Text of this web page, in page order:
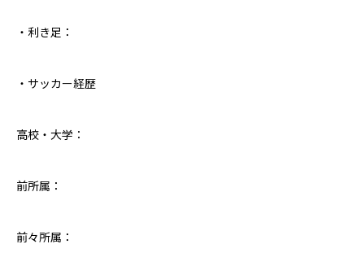
・利き足：
・サッカー経歴
高校・大学：
前所属：
前々所属：